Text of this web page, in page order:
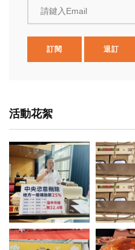
請鍵入Email
訂閱 退訂
活動花絮